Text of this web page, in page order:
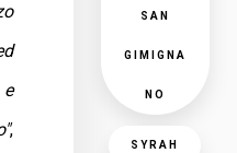
,
SAN
GIMIGNA
NO
SYRAH